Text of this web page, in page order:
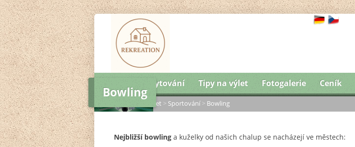
Ubytování Tipy na výlet Fotogalerie Ceník
Bowling
Tipy na výlet > Sportování > Bowling
Nejbližší bowling a kuželky od našich chalup se nacházejí ve městech: